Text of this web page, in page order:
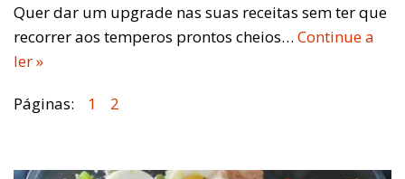
Quer dar um upgrade nas suas receitas sem ter que
recorrer aos temperos prontos cheios… Continue a
ler »
Páginas: 1 2